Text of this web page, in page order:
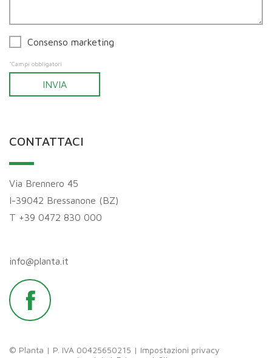
Consenso marketing
*Campi obbligatori
CONTATTACI
Via Brennero 45
I-39042 Bressanone (BZ)
T +39 0472 830 000
info@planta. it
© Planta | P. IVA 00425650215 | Impostazioni privacy